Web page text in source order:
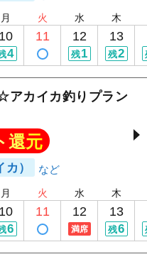
月
10
4
火
11
水
12
残1
木
13
残2
カイカ釣りプラン
還元
）
月
10
6
火
11
水
12
満席
木
13
残6